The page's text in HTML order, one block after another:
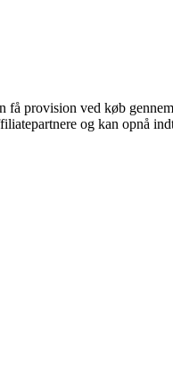
provision ved køb
og kan opnå